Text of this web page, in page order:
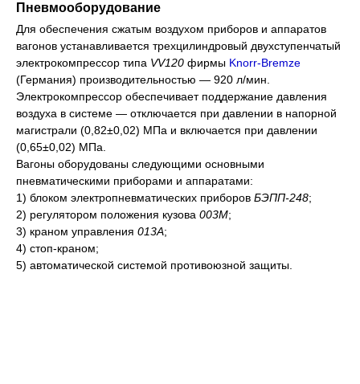
Пневмооборудование
Для обеспечения сжатым воздухом приборов и аппаратов
вагонов устанавливается трехцилиндровый двухступенчатый
электрокомпрессор типа VV120 фирмы Knorr-Bremze
(Германия) производительностью — 920 л/мин.
Электрокомпрессор обеспечивает поддержание давления
воздуха в системе — отключается при давлении в напорной
магистрали (0,82±0,02) МПа и включается при давлении
(0,65±0,02) МПа.
Вагоны оборудованы следующими основными
пневматическими приборами и аппаратами:
1) блоком электропневматических приборов БЭПП-248;
2) регулятором положения кузова 003М;
3) краном управления 013А;
4) стоп-краном;
5) автоматической системой противоюзной защиты.